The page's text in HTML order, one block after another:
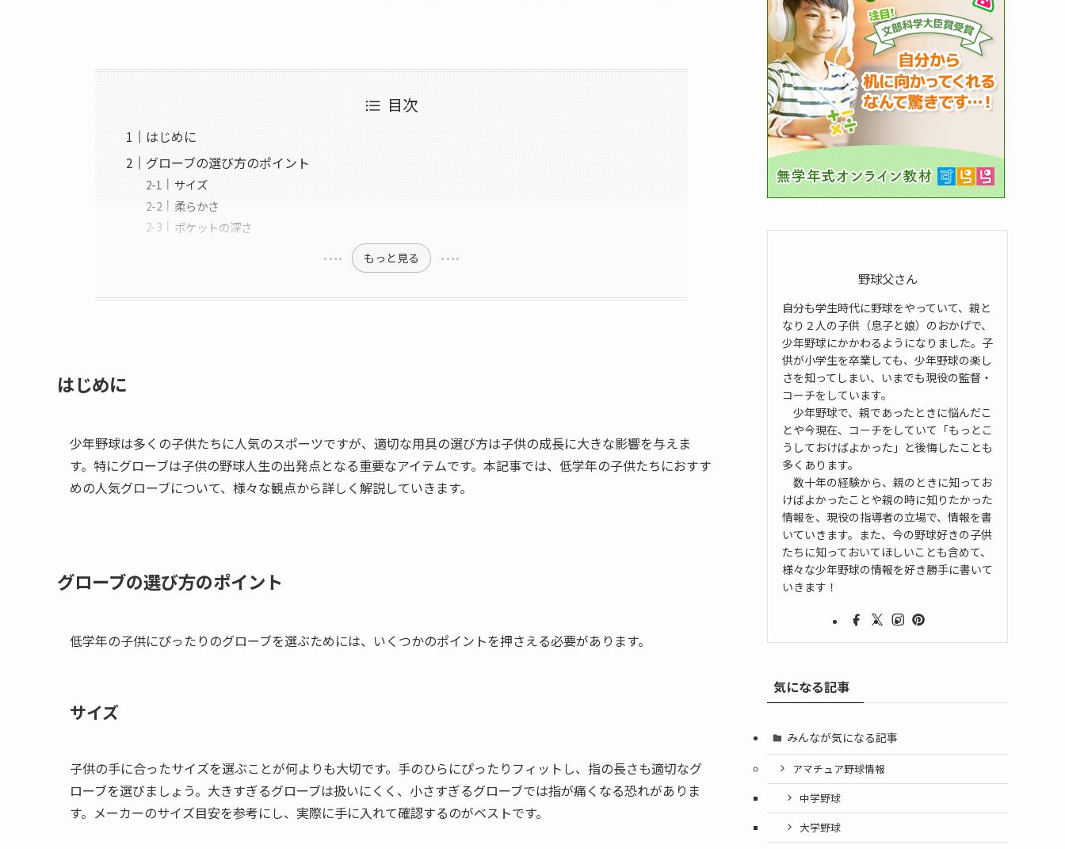
目次
はじめに
グローブの選び方のポイント
サイズ
柔らかさ
ポケットの深さ
もっと見る
はじめに
少年野球は多くの子供たちに人気のスポーツですが、適切な用具の選び方は子供の成長に大きな影響を与えま
す。特にグローブは子供の野球人生の出発点となる重要なアイテムです。本記事では、低学年の子供たちにおすす
めの人気グローブについて、様々な観点から詳しく解説していきます。
グローブの選び方のポイント
低学年の子供にぴったりのグローブを選ぶためには、いくつかのポイントを押さえる必要があります。
サイズ
子供の手に合ったサイズを選ぶことが何よりも大切です。手のひらにぴったりフィットし、指の長さも適切なグ
ローブを選びましょう。大きすぎるグローブは扱いにくく、小さすぎるグローブでは指が痛くなる恐れがありま
す。メーカーのサイズ目安を参考にし、実際に手に入れて確認するのがベストです。
野球父さん
自分も学生時代に野球をやっていて、親と
なり２人の子供（息子と娘）のおかげで、
少年野球にかかわるようになりました。子
供が小学生を卒業しても、少年野球の楽し
さを知ってしまい、いまでも現役の監督・
コーチをしています。
少年野球で、親であったときに悩んだこ
とや今現在、コーチをしていて「もっとこ
うしておけばよかった」と後悔したことも
多くあります。
数十年の経験から、親のときに知ってお
けばよかったことや親の時に知りたかった
情報を、現役の指導者の立場で、情報を書
いていきます。また、今の野球好きの子供
たちに知っておいてほしいことも含めて、
様々な少年野球の情報を好き勝手に書いて
いきます！
気になる記事
みんなが気になる記事
アマチュア野球情報
中学野球
大学野球